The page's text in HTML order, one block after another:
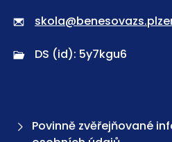
DS (id): 5y7kgu6
Povinně zvěřejňované